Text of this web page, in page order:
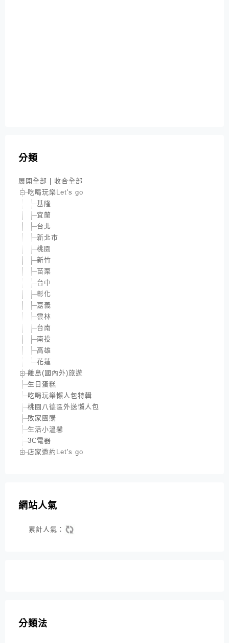
分類
展開全部
收合全部
吃喝玩樂Let's go
基隆
宜蘭
台北
新北市
桃園
新竹
苗栗
台中
彰化
嘉義
雲林
台南
南投
高雄
花蓮
離島(國內外)旅遊
生日蛋糕
吃喝玩樂懶人包特輯
桃園八德區外送懶人包
敗家團購
生活小溫馨
3C電器
店家邀約Let's go
網站人氣
累計人氣：
分類法